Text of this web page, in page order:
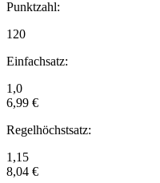
Punktzahl:
120
Einfachsatz:
1,0
6,99 €
Regelhöchstsatz:
1,15
8,04 €